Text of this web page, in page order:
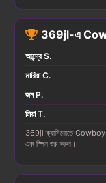
369jl-এ
আন্দ্রে S.
মারিয়া C.
জন P.
লিয়া T.
369jl ক্যাসিনোতে
এবং স্পিন শুরু করুন।